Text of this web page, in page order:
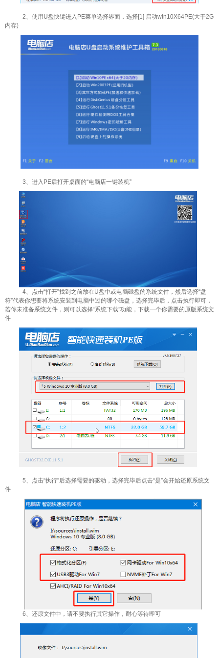
2、使用U盘快键进入PE菜单选择界面，选择[1] 启动win10X64PE(大于2G
内存)
3、进入PE后打开桌面的“电脑店一键装机”
4、点击“打开”找到之前放在U盘中或电脑磁盘的系统文件，然后选择“盘
符”代表你想要将系统安装到电脑中过的哪个磁盘，选择完毕后，点击执行即可，
若你未准备系统文件，则可以选择“系统下载”功能，下载一个你需要的原版系统文
件
5、点击“执行”后选择需要的驱动，选择完毕后点击“是”会开始还原系统文
件
6、还原文件中，请不要执行其它操作，耐心等待即可